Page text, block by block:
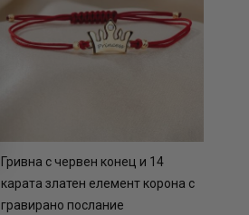
Гривна с червен конец и 14
карата златен елемент корона с
гравирано послание